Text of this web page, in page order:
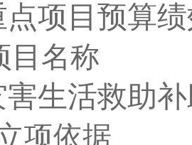
点项目预算
目名称
害生活救助
项依据